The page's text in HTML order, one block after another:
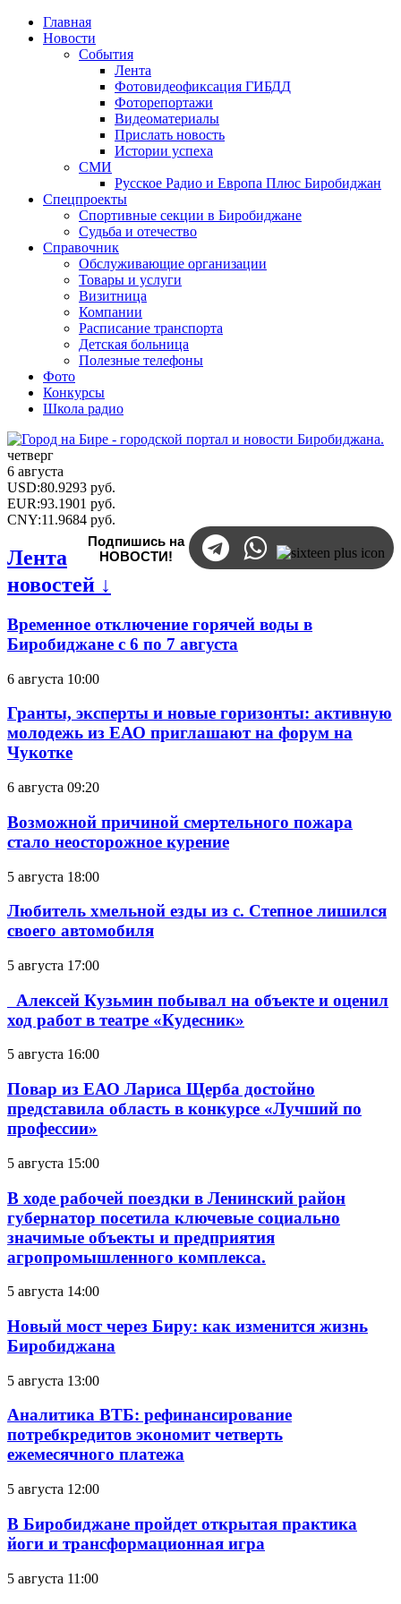
Главная
Новости
События
Лента
Фотовидеофиксация ГИБДД
Фоторепортажи
Видеоматериалы
Прислать новость
Истории успеха
СМИ
Русское Радио и Европа Плюс Биробиджан
Спецпроекты
Спортивные секции в Биробиджане
Судьба и отечество
Справочник
Обслуживающие организации
Товары и услуги
Визитница
Компании
Расписание транспорта
Детская больница
Полезные телефоны
Фото
Конкурсы
Школа радио
четверг
6 августа
USD:80.9293 руб.
EUR:93.1901 руб.
CNY:11.9684 руб.
Подпишись на
НОВОСТИ!
Лента
новостей ↓
Временное отключение горячей воды в
Биробиджане с 6 по 7 августа
6 августа 10:00
Гранты, эксперты и новые горизонты: активную
молодежь из ЕАО приглашают на форум на
Чукотке
6 августа 09:20
Возможной причиной смертельного пожара
стало неосторожное курение
5 августа 18:00
Любитель хмельной езды из с. Степное лишился
своего автомобиля
5 августа 17:00
Алексей Кузьмин побывал на объекте и оценил
ход работ в театре «Кудесник»
5 августа 16:00
Повар из ЕАО Лариса Щерба достойно
представила область в конкурсе «Лучший по
профессии»
5 августа 15:00
В ходе рабочей поездки в Ленинский район
губернатор посетила ключевые социально
значимые объекты и предприятия
агропромышленного комплекса.
5 августа 14:00
Новый мост через Биру: как изменится жизнь
Биробиджана
5 августа 13:00
Аналитика ВТБ: рефинансирование
потребкредитов экономит четверть
ежемесячного платежа
5 августа 12:00
В Биробиджане пройдет открытая практика
йоги и трансформационная игра
5 августа 11:00